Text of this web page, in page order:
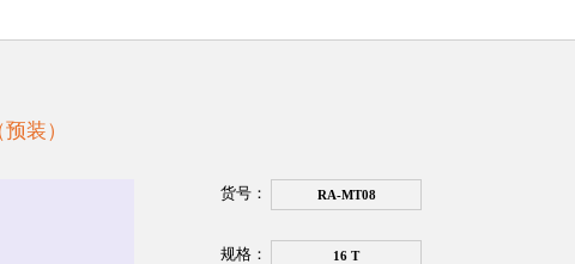
装）
货号： RA-MT08
规格： 16 T